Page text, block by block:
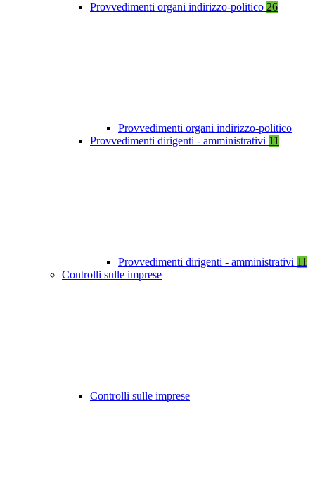
Provvedimenti organi indirizzo-politico 26
Provvedimenti organi indirizzo-politico
Provvedimenti dirigenti - amministrativi 11
Provvedimenti dirigenti - amministrativi 11
Controlli sulle imprese
Controlli sulle imprese